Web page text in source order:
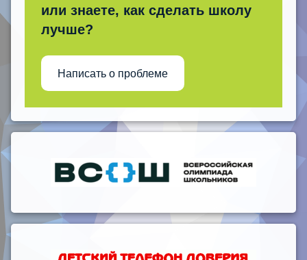
или знаете, как сделать школу
лучше?
Написать о проблеме